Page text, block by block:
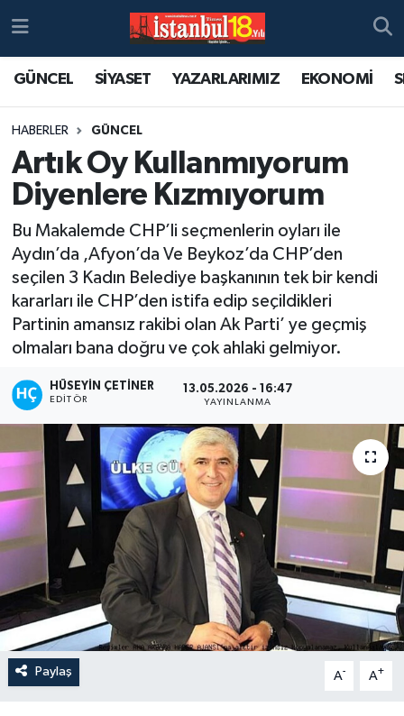
GÜNCEL SİYASET YAZARLARIMIZ EKONOMİ
HABERLER GÜNCEL
Artık Oy Kullanmıyorum
Diyenlere Kızmıyorum
Bu Makalemde CHP’li seçmenlerin oyları ile
Aydın’da ,Afyon’da Ve Beykoz’da CHP’den
seçilen 3 Kadın Belediye başkanının tek bir kendi
kararları ile CHP’den istifa edip seçildikleri
Partinin amansız rakibi olan Ak Parti’ ye geçmiş
olmaları bana doğru ve çok ahlaki gelmiyor.
HÜSEYIN ÇETINER
EDITÖR
13.05.2026 - 16:47
YAYINLANMA
Paylaş A- A+